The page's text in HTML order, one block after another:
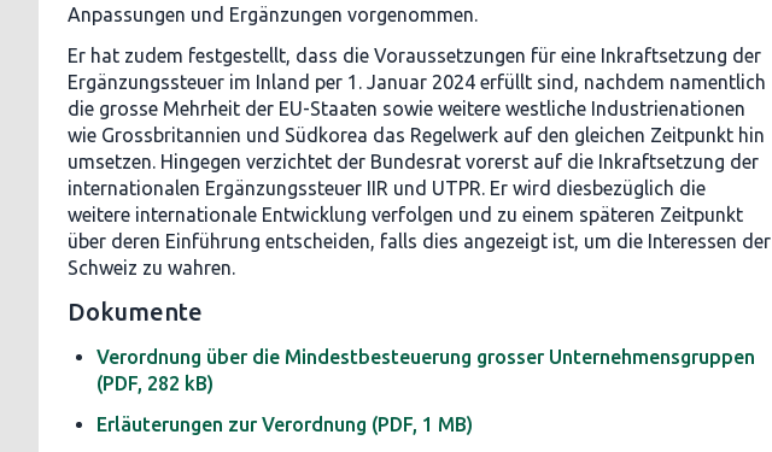
Anpassungen und Ergänzungen vorgenommen.
Er hat zudem festgestellt, dass die Voraussetzungen für eine Inkraftsetzung der
Ergänzungssteuer im Inland per 1. Januar 2024 erfüllt sind, nachdem namentlich
die grosse Mehrheit der EU-Staaten sowie weitere westliche Industrienationen
wie Grossbritannien und Südkorea das Regelwerk auf den gleichen Zeitpunkt hin
umsetzen. Hingegen verzichtet der Bundesrat vorerst auf die Inkraftsetzung der
internationalen Ergänzungssteuer IIR und UTPR. Er wird diesbezüglich die
weitere internationale Entwicklung verfolgen und zu einem späteren Zeitpunkt
über deren Einführung entscheiden, falls dies angezeigt ist, um die Interessen der
Schweiz zu wahren.
Dokumente
Verordnung über die Mindestbesteuerung grosser Unternehmensgruppen
(PDF, 282 kB)
Erläuterungen zur Verordnung (PDF, 1 MB)